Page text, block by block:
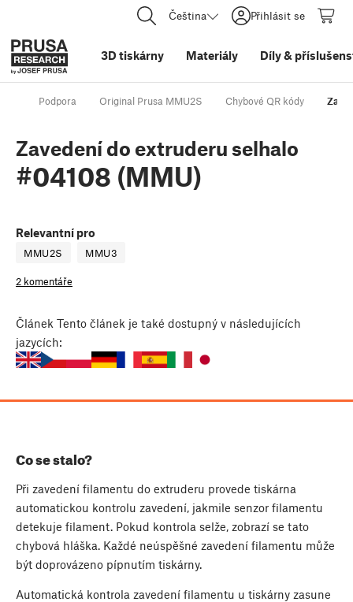
Čeština Přihlásit se
3D tiskárny Materiály Díly&
Podpora Original Prusa MMU2S Chybové QR kódy
Zavedení do extruderu selhalo
#04108 (MMU)
Relevantní pro
MMU2S MMU3
2 komentáře
Článek Tento článek je také dostupný v následujících
jazycích:
Co se stalo?
Při zavedení filamentu do extruderu provede tiskárna
automatickou kontrolu zavedení, jakmile senzor filamentu
detekuje filament. Pokud kontrola selže, zobrazí se tato
chybová hláška. Každé neúspěšné zavedení filamentu může
být doprovázeno pípnutím tiskárny.
Automatická kontrola zavedení filamentu u tiskárny zasune